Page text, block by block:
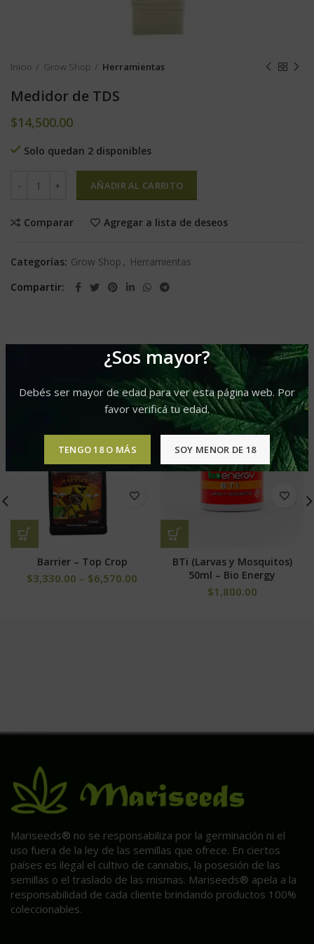
¿Sos mayor?
Debés ser mayor de edad para ver esta página web. Por
favor verificá tu edad.
TENGO 18 O MÁS SOY MENOR DE 18
Inicio Grow Shop Herramientas
Medidor de TDS
$14,500.00
Solo quedan 2 disponibles
AÑADIR AL CARRITO
Comparar Agregar a lista de deseos
Categorías: Grow Shop , Herramientas
Compartir
PRODUCTOS RELACIONADOS
Barrier – Top Crop
$3,330.00 – $6,570.00
BTi (Larvas y Mosquitos)
50ml – Bio Energy
$1,800.00
Mariseeds® no se responsabiliza por la germinación ni el
uso fuera de la ley de las semillas que ofrece. En ciertos
países es ilegal el cultivo de cannabis, la posesión de las
semillas o el traslado de las mismas. Mariseeds® apela a la
responsabilidad de cada cliente brindando productos 100%
coleccionables.